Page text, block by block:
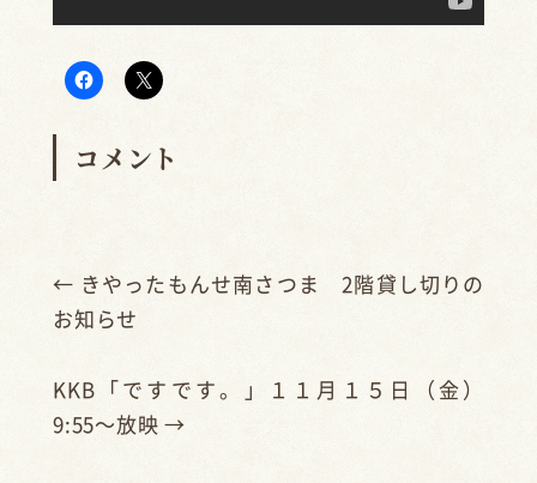
コメント
← きやったもんせ南さつま 2階貸し切りの
お知らせ
KKB「ですです。」１１月１５日（金）
9:55〜放映 →